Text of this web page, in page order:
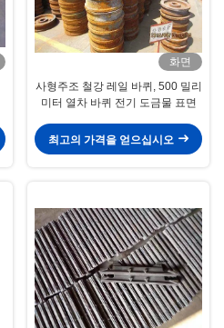
화면
사형주조 철강 레일 바퀴, 500 밀리
미터 열차 바퀴 전기 도금물 표면
최고의 가격을 얻으십시오